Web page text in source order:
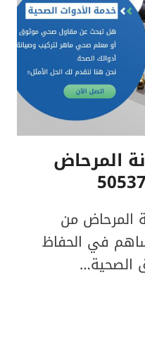
المرحاض
المرحاض من
في الحفاظ
الصحية…